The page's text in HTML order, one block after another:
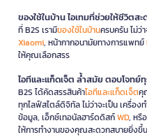
ของใช้ในบ้าน ไอเทมที่ช่วยให้ชีวิตส
ที่ B2S เรามีของใช้ในบ้านครบครัน ไม่ว่
Xiaomi, หน้ากากอนามัยทางการแพทย์
ให้คุณเลือกสรร
ไอทีและแก็ดเจ็ต ล้ำสมัย ตอบโจทย์
B2S ได้คัดสรรสินค้าไอทีและแก็ดเจ็ตคุ
ทุกไลฟ์สไตล์ดิจิทัล ไม่ว่าจะเป็น เครื่อง
ข้อมูล, เอ็กซ์เทอนัลฮาร์ดดิสก์WD, หรื
ให้การทำงานของคุณสะดวกสบายยิ่งขึ้น